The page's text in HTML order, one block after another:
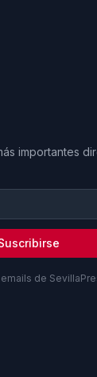
importantes
de